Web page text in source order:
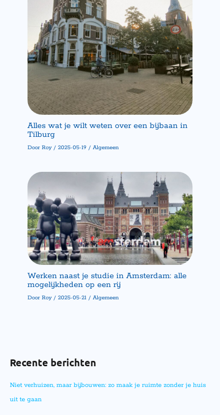
Alles wat je wilt weten over een bijbaan in
Tilburg
DoorRoy /2025-05-19 /Algemeen
Werken naast je studie in Amsterdam: alle
mogelijkheden op een rij
DoorRoy /2025-05-21 /Algemeen
Recente berichten
Niet verhuizen, maar bijbouwen: zo maak je ruimte zonder je huis
uit te gaan